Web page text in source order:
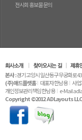
전시회 홍보물 문의
본사 :경기 고양시 일산동구 무궁화로
(주)애드플랫홈 대표자 한남용 사
개인정보관리책임 한남용 e-Mail
Copyright ©2012 ADLayouts